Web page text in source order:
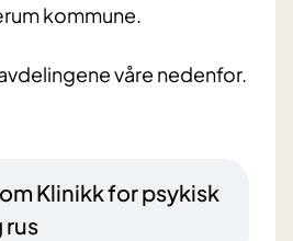
kommune.
Klinikk for psykisk
rus